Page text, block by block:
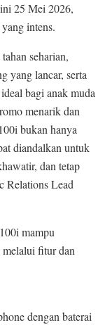
25 Mei 2026,
intens.
seharian,
yang lancar, serta
bagi anak muda
menarik dan
bukan hanya
diandalkan untuk
dan tetap
Relations Lead
mampu
melalui fitur dan
dengan baterai